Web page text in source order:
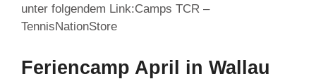
unter folgendem Link:Camps TCR –
TennisNationStore
Feriencamp April in Wallau